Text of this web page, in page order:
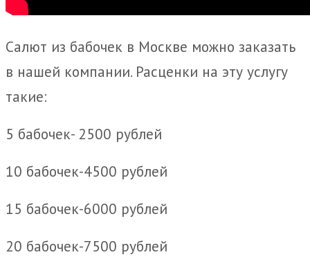
Салют из бабочек в Москве можно заказать
в нашей компании. Расценки на эту услугу
такие:
5 бабочек- 2500 рублей
10 бабочек-4500 рублей
15 бабочек-6000 рублей
20 бабочек-7500 рублей